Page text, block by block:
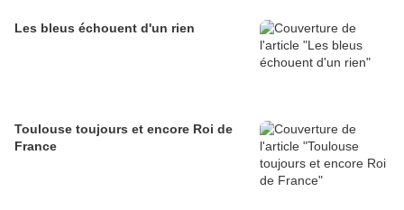
Les bleus échouent d'un rien
Toulouse toujours et encore Roi de
France